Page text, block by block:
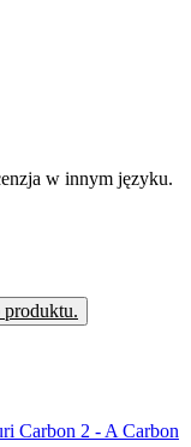
w innym języku.
produktu.
Carbon 2 - A Carbon